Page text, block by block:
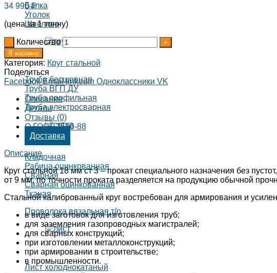
Балка
Уголок
Швеллер
Труба бесшовная
Труба ВГП ДУ
Труба профильная
Труба электросварная
Кладочная
Рабица оцинкованная
Сварная
Сварная оцинкованная
Тканая
Проволока вязальная т/о
Лист холоднокатаный
34 990₽
(цена за 1 тонну)
Количество
В корзину
Категория: Круг стальной
Поделиться
Facebook Email linkedin Одноклассники VK
Описание
Детали
Отзывы (0)
О ГОСТ 2590-88
Доставка
Описание
Круг стальной 18 мм ст 3 – прокат специального назначения без
от 9 мм, по точности проката разделяется на продукцию обычной
Стальной калиброванный круг востребован для армирования и
в виде заготовок для изготовления труб;
для заземления газопроводных магистралей;
для сварных конструкций;
при изготовлении металлоконструкций;
при армировании в строительстве;
в промышленности.